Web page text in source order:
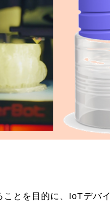
とを目的に、IoTデバイ